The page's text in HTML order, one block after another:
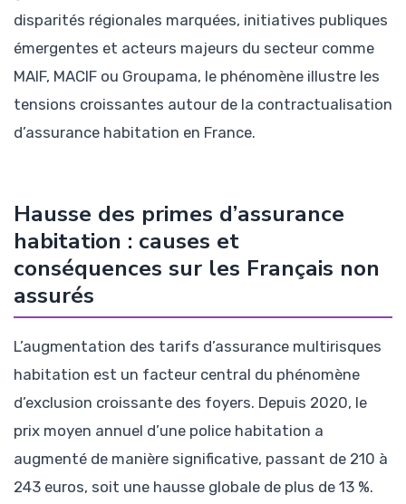
disparités régionales marquées, initiatives publiques
émergentes et acteurs majeurs du secteur comme
MAIF, MACIF ou Groupama, le phénomène illustre les
tensions croissantes autour de la contractualisation
d’assurance habitation en France.
Hausse des primes d’assurance
habitation : causes et
conséquences sur les Français non
assurés
L’augmentation des tarifs d’assurance multirisques
habitation est un facteur central du phénomène
d’exclusion croissante des foyers. Depuis 2020, le
prix moyen annuel d’une police habitation a
augmenté de manière significative, passant de 210 à
243 euros, soit une hausse globale de plus de 13 %.